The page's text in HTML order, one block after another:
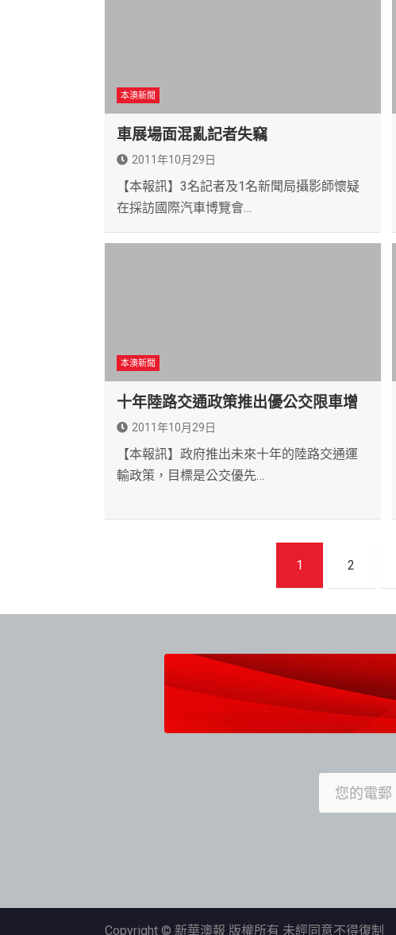
本澳新聞
車展場面混亂記者失竊
2011年10月29日
【本報訊】3名記者及1名新聞局攝影師懷疑
在採訪國際汽車博覽會…
本澳新聞
十年陸路交通政策推出優公交限車增
2011年10月29日
【本報訊】政府推出未來十年的陸路交通運
輸政策，目標是公交優先…
導
1 2
Copyright © 新華澳報 版權所有 未經同意不得復制